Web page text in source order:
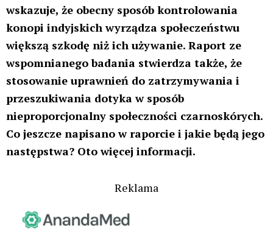
wskazuje, że obecny sposób kontrolowania
konopi indyjskich wyrządza społeczeństwu
większą szkodę niż ich używanie. Raport ze
wspomnianego badania stwierdza także, że
stosowanie uprawnień do zatrzymywania i
przeszukiwania dotyka w sposób
nieproporcjonalny społeczności czarnoskórych.
Co jeszcze napisano w raporcie i jakie będą jego
następstwa? Oto więcej informacji.
Reklama